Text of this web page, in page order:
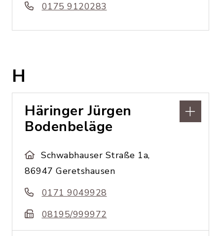
0175 9120283
H
Häringer Jürgen
Bodenbeläge
Schwabhauser Straße 1a,
86947 Geretshausen
0171 9049928
08195/999972